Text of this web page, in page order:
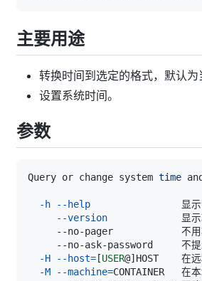
主要用途
转换时间到选定的格式，默认为
设置系统时间。
参数
Query or change system time
-h --help
--version
-H
--host= [USER@]
-M
--machine=